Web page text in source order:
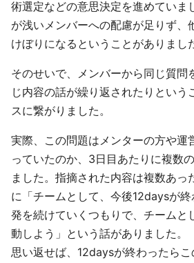
術選定などの意思決定を進めていま
が浅いメンバーへの配慮が足りず、
けぼりになるということがありまし
そのせいで、メンバーから同じ質問
じ内容の話が繰り返されたりという
スに繋がりました。
実際、この問題はメンターの方や運
っていたのか、3日目あたりに複数
ました。指摘された内容は複数あっ
に「チームとして、今後12daysが
発を続けていくつもりで、チームと
動しよう」という話がありました。
思い返せば、12daysが終わったらこ